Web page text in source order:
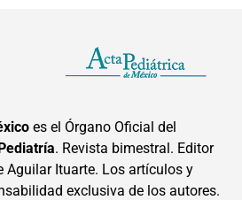
es el Órgano Oficial del
. Revista bimestral. Editor
Aguilar Ituarte. Los artículos y
exclusiva de los autores.